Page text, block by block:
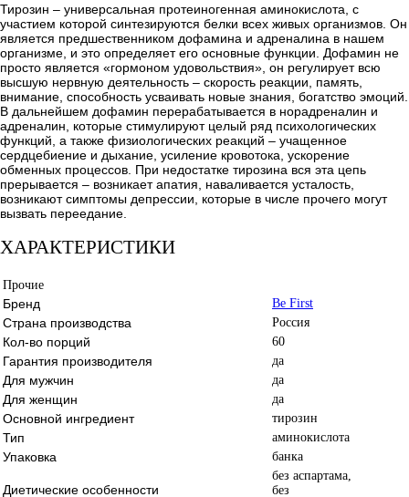
Тирозин – универсальная протеиногенная аминокислота, с
участием которой синтезируются белки всех живых организмов. Он
является предшественником дофамина и адреналина в нашем
организме, и это определяет его основные функции. Дофамин не
просто является «гормоном удовольствия», он регулирует всю
высшую нервную деятельность – скорость реакции, память,
внимание, способность усваивать новые знания, богатство эмоций.
В дальнейшем дофамин перерабатывается в норадреналин и
адреналин, которые стимулируют целый ряд психологических
функций, а также физиологических реакций – учащенное
сердцебиение и дыхание, усиление кровотока, ускорение
обменных процессов. При недостатке тирозина вся эта цепь
прерывается – возникает апатия, наваливается усталость,
возникают симптомы депрессии, которые в числе прочего могут
вызвать переедание.
ХАРАКТЕРИСТИКИ
Прочие
Бренд Be First
Страна производства Россия
Кол-во порций 60
Гарантия производителя да
Для мужчин да
Для женщин да
Основной ингредиент тирозин
Тип аминокислота
Упаковка банка
Диетические особенности
без аспартама,
без